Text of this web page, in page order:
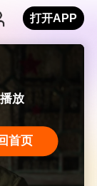
打开APP
放
首页